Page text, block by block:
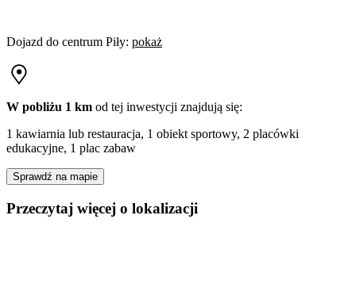
Dojazd do centrum Piły: pokaż
W pobliżu 1 km od tej inwestycji znajdują się:
1 kawiarnia lub restauracja, 1 obiekt sportowy, 2 placówki
edukacyjne, 1 plac zabaw
Sprawdź na mapie
Przeczytaj więcej o lokalizacji